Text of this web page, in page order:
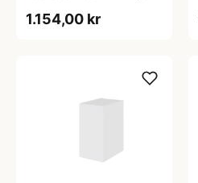
1.154,00 kr